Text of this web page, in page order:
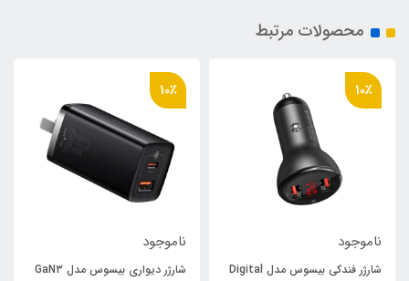
محصولات مرتبط
10٪
ناموجود
شارژر فندکی بیسوس مدل Digital
10٪
ناموجود
شارژر دیواری بیسوس مدل GaN3